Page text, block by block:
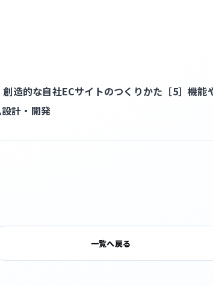
造的な自社ECサイトのつくりかた［5］機能
計・開発
一覧へ戻る